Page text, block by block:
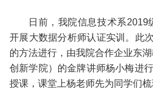
日前，我院信息技术系2019
开展大数据分析师认证实训。此
的方法进行，由我院合作企业东
创新学院）的金牌讲师杨小梅进
授课，课堂上杨老师先为同学们